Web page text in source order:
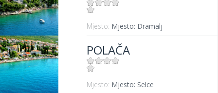
Mjesto: Mjesto: Dramalj
POLAČA
Mjesto: Mjesto: Selce